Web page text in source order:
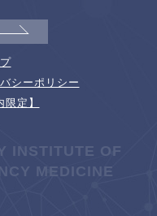
シーポリシー
定】
INSTITUTE OF
MEDICINE